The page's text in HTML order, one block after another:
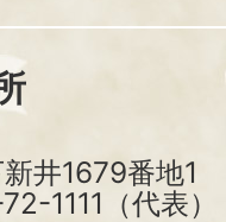
井1679番地1
1111（代表）